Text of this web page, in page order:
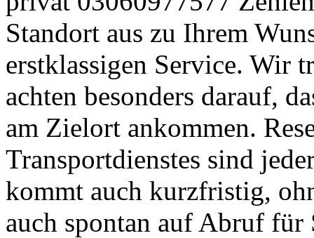
Standort aus zu Ihrem
erstklassigen Service. Wir
achten besonders darauf,
am Zielort ankommen.
Transportdienstes sind
kommt auch kurzfristig,
auch spontan auf Abruf für